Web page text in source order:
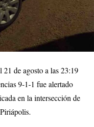
de agosto a las 23:19
9-1-1 fue alertado
en la intersección de